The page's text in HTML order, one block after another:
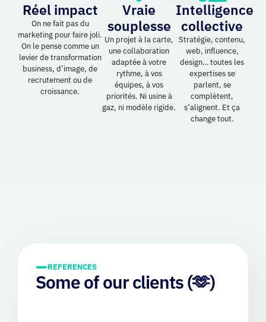
Réel impact
On ne fait pas du
marketing pour faire joli.
On le pense comme un
levier de transformation
business, d’image, de
recrutement ou de
croissance.
Vraie
souplesse
Un projet à la carte,
une collaboration
adaptée à votre
rythme, à vos
équipes, à vos
priorités. Ni usine à
gaz, ni modèle rigide.
Intelligence
collective
Stratégie, contenu,
web, influence,
design… toutes les
expertises se
parlent, se
complètent,
s’alignent. Et ça
change tout.
REFERENCES
Some of our clients (🫶)